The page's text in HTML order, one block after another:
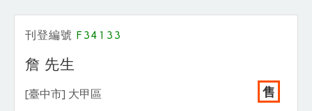
刊登編號 F34133
詹 先生
[臺中市] 大甲區 售